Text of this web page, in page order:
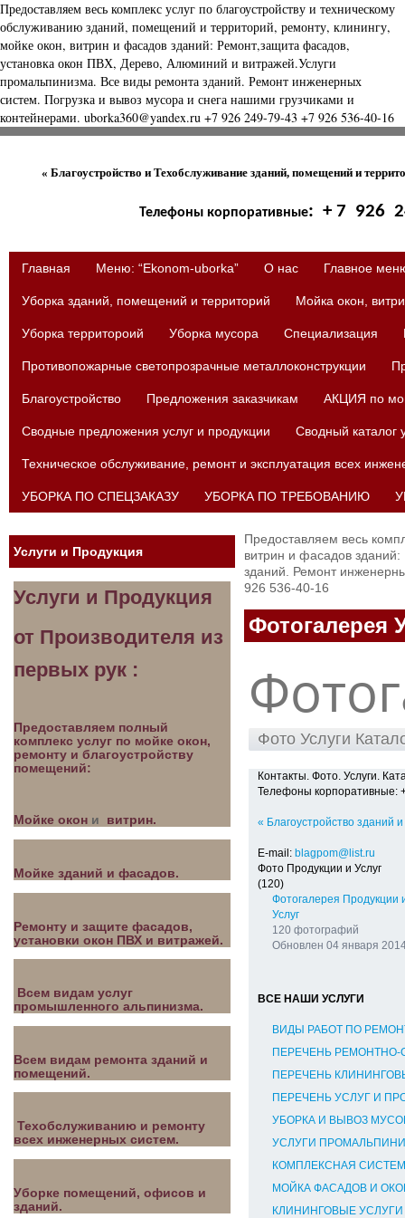
Предоставляем весь комплекс услуг по благоустройству и техническому
обслуживанию зданий, помещений и территорий, ремонту, клинингу,
мойке окон, витрин и фасадов зданий: Ремонт,защита фасадов,
установка окон ПВХ, Дерево, Алюминий и витражей.Услуги
промальпинизма. Все виды ремонта зданий. Ремонт инженерных
систем. Погрузка и вывоз мусора и снега нашими грузчиками и
контейнерами. uborka360@yandex.ru +7 926 249-79-43 +7 926 536-40-16
« Благоустройство и Техобслуживание зданий, помещений и
Телефоны корпоративные: + 7 926
Главная Меню: “Ekonom-uborka” О нас Главное
Уборка зданий, помещений и территорий Мойка окон,
Уборка территороий Уборка мусора Специализация
Противопожарные светопрозрачные металлоконструкции
Благоустройство Предложения заказчикам АКЦИЯ по
Сводные предложения услуг и продукции Сводный каталог
Техническое обслуживание, ремонт и эксплуатация всех
УБОРКА ПО СПЕЦЗАКАЗУ УБОРКА ПО ТРЕБОВАНИЮ
Предоставляем весь
витрин и фасадов
зданий. Ремонт
926 536-40-16
Фотогалерея
Фото Услуги
Контакты. Фото. Услуги.
Телефоны корпоративные:
« Благоустройство зданий
E-mail: blagpom@list.ru
Фото Продукции и Услуг
(120)
Фотогалерея Продукции
Услуг
120 фотографий
Обновлен 04 января
ВСЕ НАШИ УСЛУГИ
ВИДЫ РАБОТ ПО
ПЕРЕЧЕНЬ
ПЕРЕЧЕНЬ
ПЕРЕЧЕНЬ УСЛУГ И
УБОРКА И ВЫВОЗ
УСЛУГИ
КОМПЛЕКСНАЯ
МОЙКА ФАСАДОВ И
КЛИНИНГОВЫЕ УСЛУГИ
Услуги и Продукция
Услуги и Продукция
от Производителя из
первых рук :
Предоставляем полный
комплекс услуг по мойке окон,
ремонту и благоустройству
помещений:
Мойке окон и витрин.
Мойке зданий и фасадов.
Ремонту и защите фасадов,
установки окон ПВХ и витражей.
Всем видам услуг
промышленного альпинизма.
Всем видам ремонта зданий и
помещений.
Техобслуживанию и ремонту
всех инженерных систем.
Уборке помещений, офисов и
зданий.